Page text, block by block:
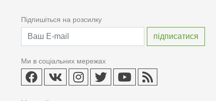
Підпишіться на розсилку
Ми в соціальних мережах